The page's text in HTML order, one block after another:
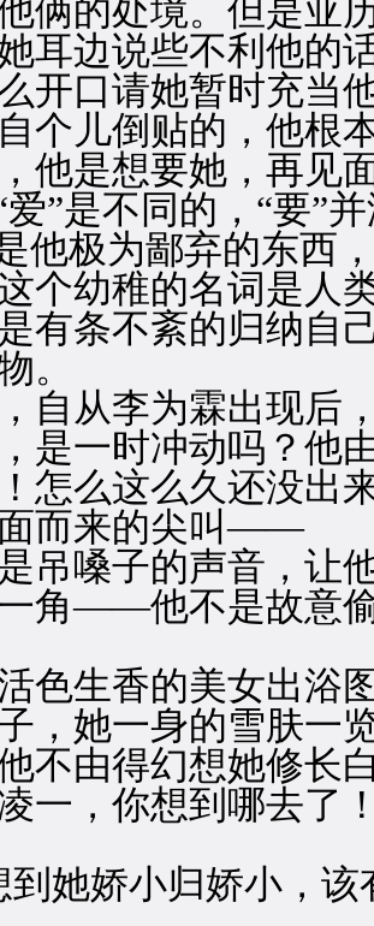
俩的处境。但是亚
耳边说些不利他的
口请她暂时充当他
个儿倒贴的，他根
是想要她，再见面
爱”是不同的，“要”
极为鄙弃的东西，
个幼稚的名词是人
有条不紊的归纳自
。
从李为霖出现后，
是一时冲动吗？他
么这么久还没出来
而来的尖叫——
嗓子的声音，让他
角——他不是故意
生香的美女出浴图
，她一身的雪肤一
不由得幻想她修
一，你想到哪去了
娇小归娇小，该